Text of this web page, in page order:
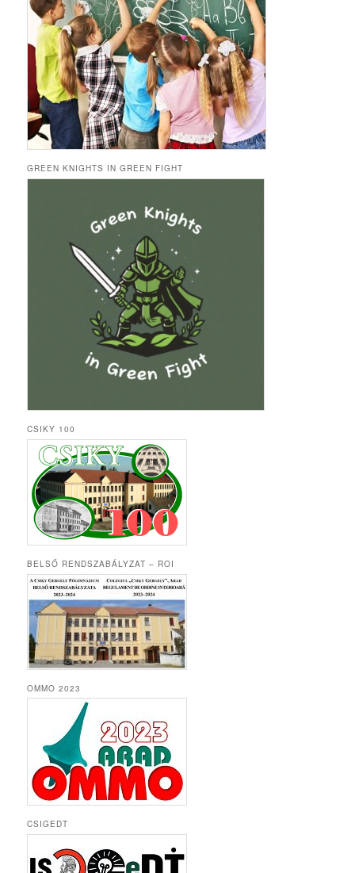
GREEN KNIGHTS IN GREEN FIGHT
CSIKY 100
BELSŐ RENDSZABÁLYZAT – ROI
OMMO 2023
CSIGEDT